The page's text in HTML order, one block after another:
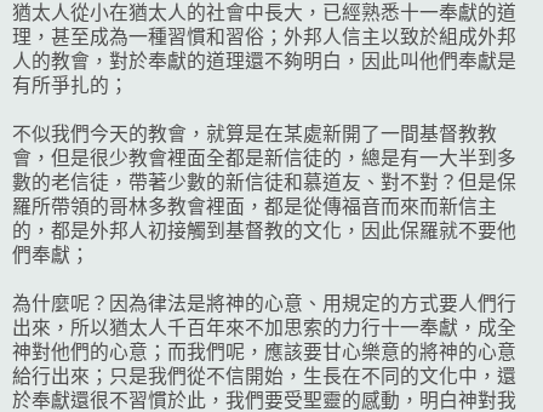
猶太人從小在猶太人的社會中長大，已經熟悉十一奉獻的道
理，甚至成為一種習慣和習俗；外邦人信主以致於組成外邦
人的教會，對於奉獻的道理還不夠明白，因此叫他們奉獻是
有所爭扎的；
不似我們今天的教會，就算是在某處新開了一間基督教教
會，但是很少教會裡面全都是新信徒的，總是有一大半到多
數的老信徒，帶著少數的新信徒和慕道友、對不對？但是保
羅所帶領的哥林多教會裡面，都是從傳福音而來而新信主
的，都是外邦人初接觸到基督教的文化，因此保羅就不要他
們奉獻；
為什麼呢？因為律法是將神的心意、用規定的方式要人們行
出來，所以猶太人千百年來不加思索的力行十一奉獻，成全
神對他們的心意；而我們呢，應該要甘心樂意的將神的心意
給行出來；只是我們從不信開始，生長在不同的文化中，還
於奉獻還很不習慣於此，我們要受聖靈的感動，明白神對我